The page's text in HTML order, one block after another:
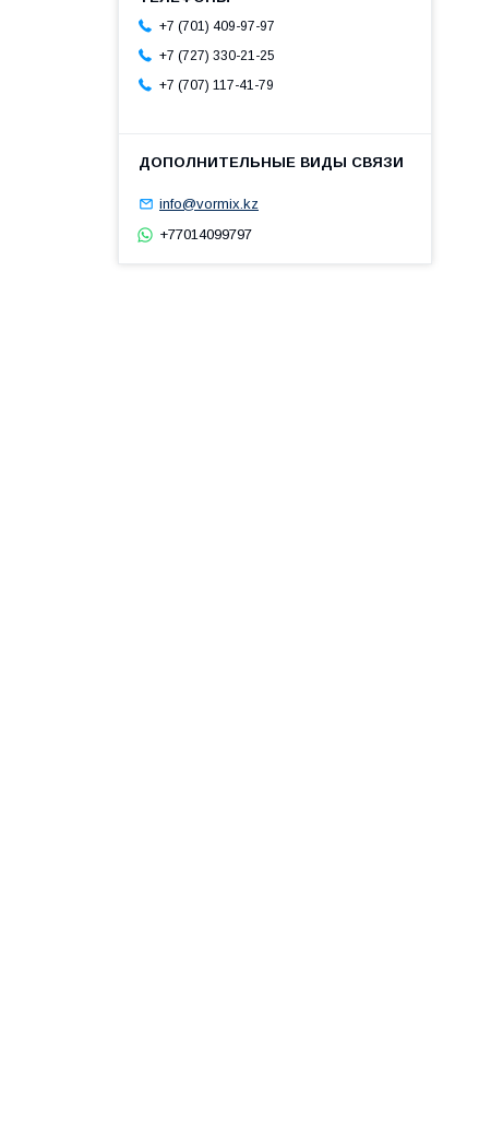
+7 (701) 409-97-97
+7 (727) 330-21-25
+7 (707) 117-41-79
info@vormix.kz
+77014099797